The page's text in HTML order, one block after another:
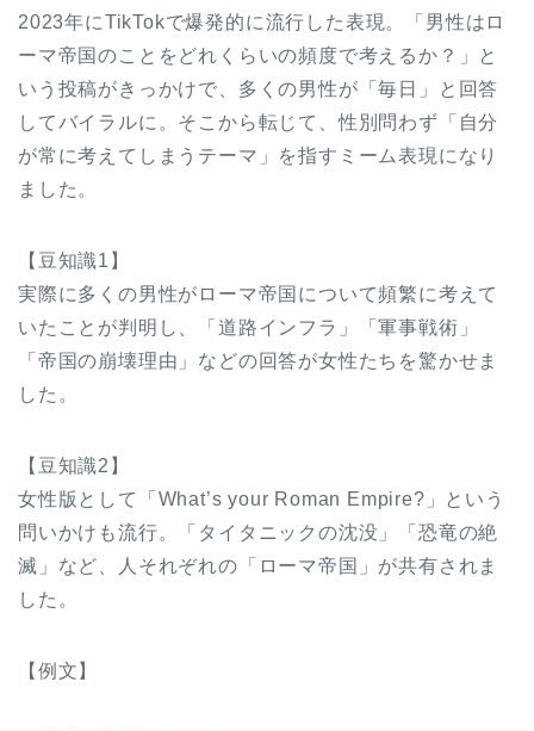
2023年にTikTokで爆発的に流行した表現。「男性はロ
ーマ帝国のことをどれくらいの頻度で考えるか？」と
いう投稿がきっかけで、多くの男性が「毎日」と回答
してバイラルに。そこから転じて、性別問わず「自分
が常に考えてしまうテーマ」を指すミーム表現になり
ました。
【豆知識1】
実際に多くの男性がローマ帝国について頻繁に考えて
いたことが判明し、「道路インフラ」「軍事戦術」
「帝国の崩壊理由」などの回答が女性たちを驚かせま
した。
【豆知識2】
女性版として「What’s your Roman Empire?」という
問いかけも流行。「タイタニックの沈没」「恐竜の絶
滅」など、人それぞれの「ローマ帝国」が共有されま
した。
【例文】